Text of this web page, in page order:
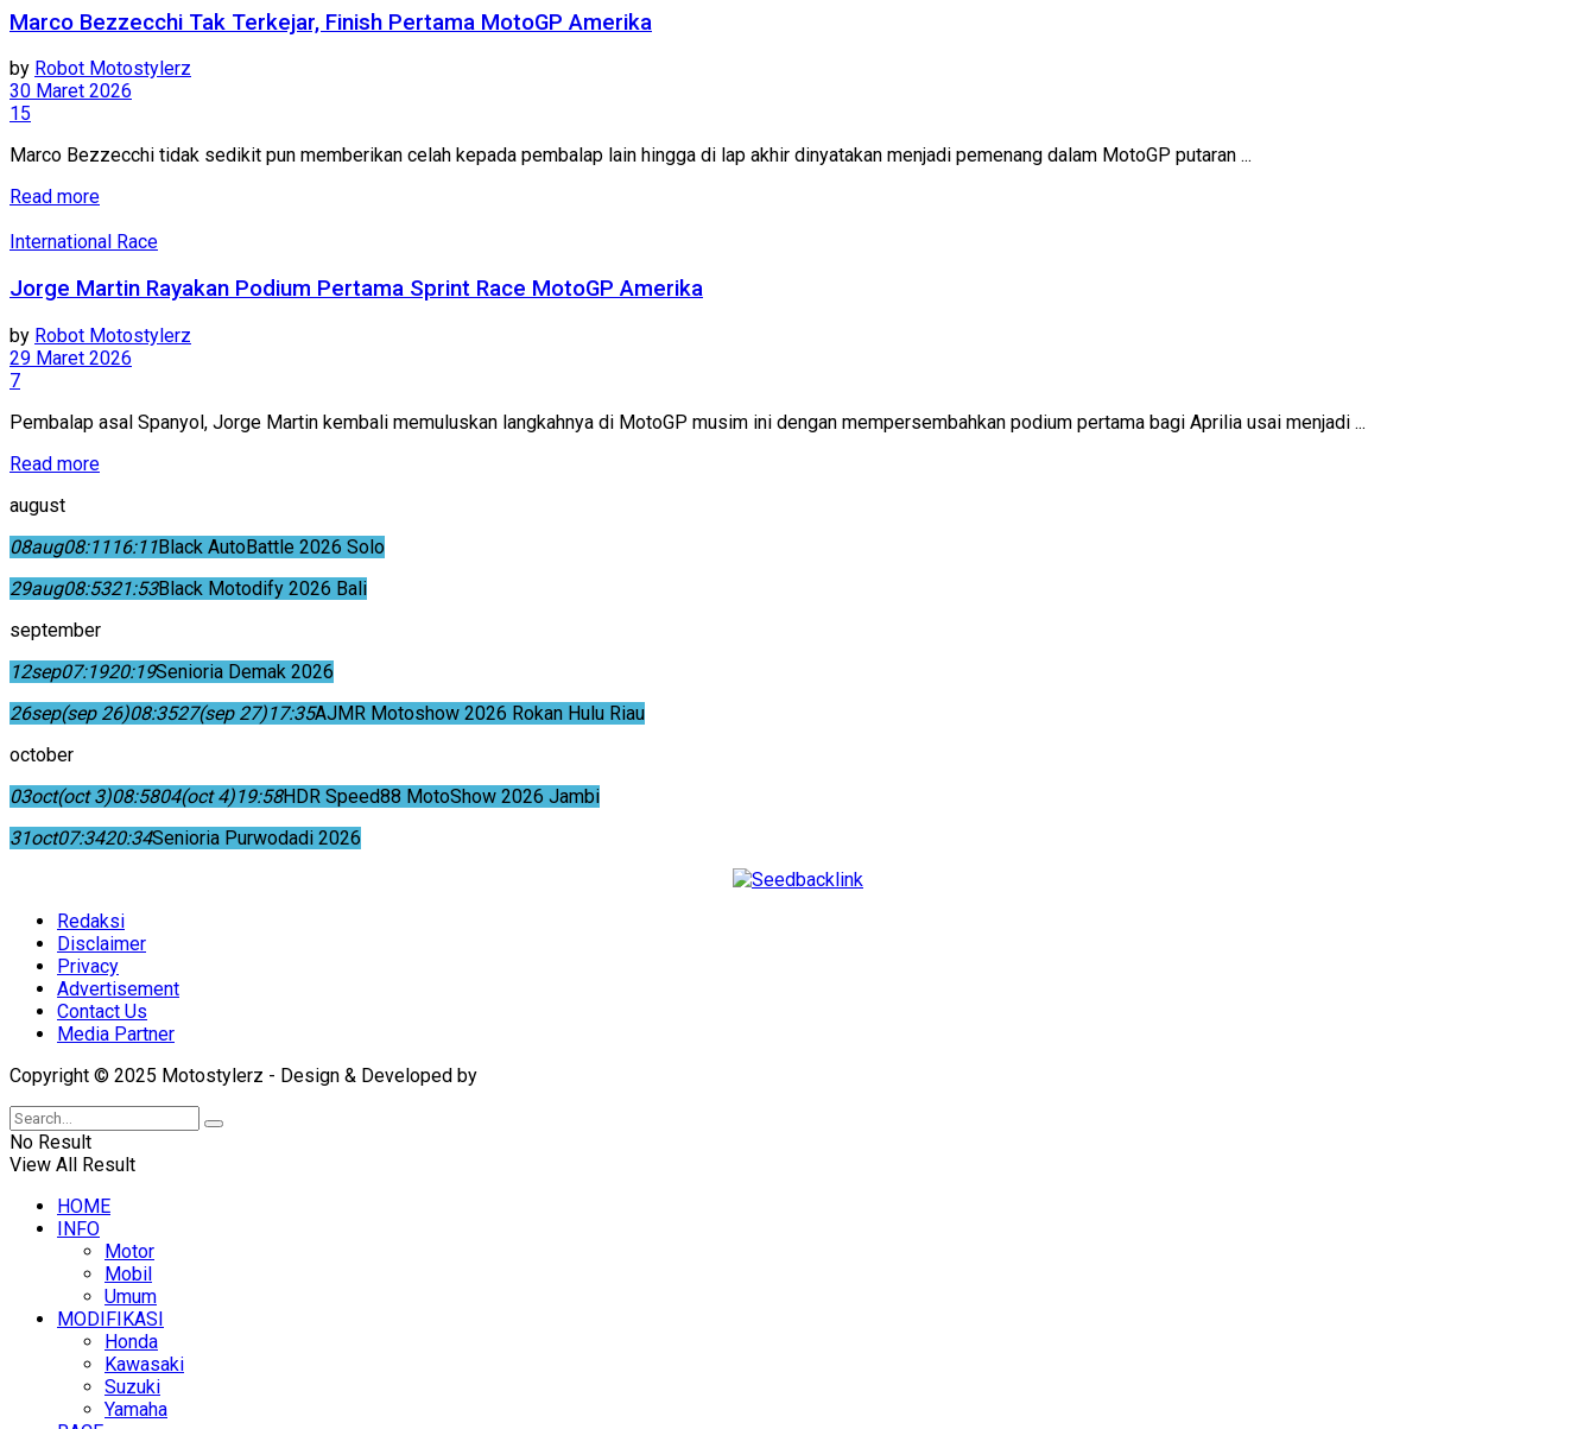
Marco Bezzecchi Tak Terkejar, Finish Pertama MotoGP Amerika
by Robot Motostylerz
30 Maret 2026
15
Marco Bezzecchi tidak sedikit pun memberikan celah kepada pembalap lain hingga di lap akhir dinyatakan menjadi pemenang dalam MotoGP putaran ...
Read more
International Race
Jorge Martin Rayakan Podium Pertama Sprint Race MotoGP Amerika
by Robot Motostylerz
29 Maret 2026
7
Pembalap asal Spanyol, Jorge Martin kembali memuluskan langkahnya di MotoGP musim ini dengan mempersembahkan podium pertama bagi Aprilia usai menjadi ...
Read more
august
08aug08:1116:11Black AutoBattle 2026 Solo
29aug08:5321:53Black Motodify 2026 Bali
september
12sep07:1920:19Senioria Demak 2026
26sep(sep 26)08:3527(sep 27)17:35AJMR Motoshow 2026 Rokan Hulu Riau
october
03oct(oct 3)08:5804(oct 4)19:58HDR Speed88 MotoShow 2026 Jambi
31oct07:3420:34Senioria Purwodadi 2026
Redaksi
Disclaimer
Privacy
Advertisement
Contact Us
Media Partner
Copyright © 2025 Motostylerz - Design & Developed by
No Result
View All Result
HOME
INFO
Motor
Mobil
Umum
MODIFIKASI
Honda
Kawasaki
Suzuki
Yamaha